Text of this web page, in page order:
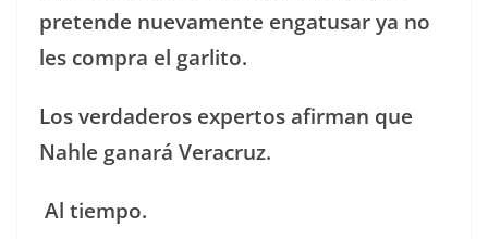
pretende nuevamente engatusar ya no
les compra el garlito.
Los verdaderos expertos afirman que
Nahle ganará Veracruz.
Al tiempo.